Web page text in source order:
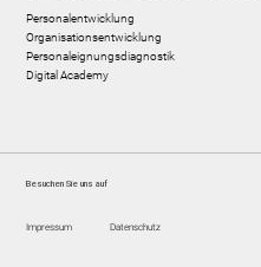
Personalentwicklung
Organisationsentwicklung
Personaleignungsdiagnostik
Digital Academy
Besuchen Sie uns auf
Impressum Datenschutz